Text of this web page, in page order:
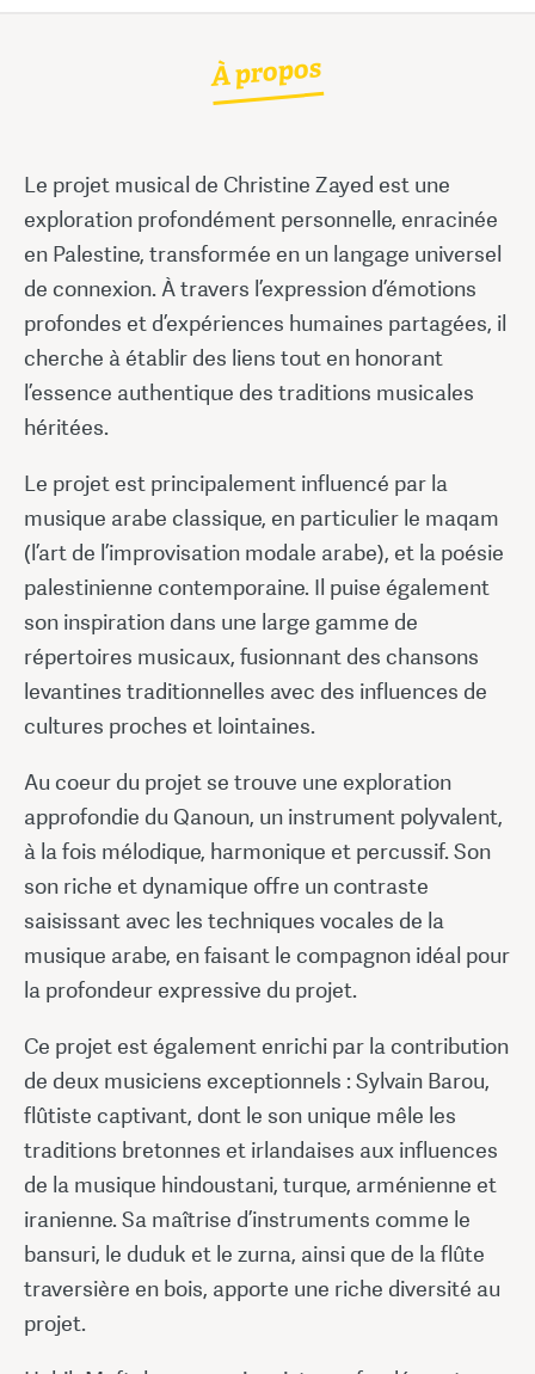
À propos
Le projet musical de Christine Zayed est une
exploration profondément personnelle, enracinée
en Palestine, transformée en un langage universel
de connexion. À travers l’expression d’émotions
profondes et d’expériences humaines partagées, il
cherche à établir des liens tout en honorant
l’essence authentique des traditions musicales
héritées.
Le projet est principalement influencé par la
musique arabe classique, en particulier le maqam
(l’art de l’improvisation modale arabe), et la poésie
palestinienne contemporaine. Il puise également
son inspiration dans une large gamme de
répertoires musicaux, fusionnant des chansons
levantines traditionnelles avec des influences de
cultures proches et lointaines.
Au coeur du projet se trouve une exploration
approfondie du Qanoun, un instrument polyvalent,
à la fois mélodique, harmonique et percussif. Son
son riche et dynamique offre un contraste
saisissant avec les techniques vocales de la
musique arabe, en faisant le compagnon idéal pour
la profondeur expressive du projet.
Ce projet est également enrichi par la contribution
de deux musiciens exceptionnels : Sylvain Barou,
flûtiste captivant, dont le son unique mêle les
traditions bretonnes et irlandaises aux influences
de la musique hindoustani, turque, arménienne et
iranienne. Sa maîtrise d’instruments comme le
bansuri, le duduk et le zurna, ainsi que de la flûte
traversière en bois, apporte une riche diversité au
projet.